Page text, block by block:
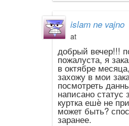
islam ne vajno
at
добрый вечер!!!
пожалуста, я
в октябре
захожу в мои
посмотреть
написано статус
куртка ешè не
может быть?
заранее.